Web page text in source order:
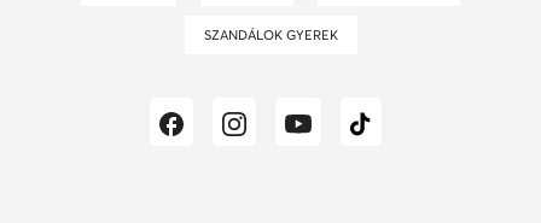
SZANDÁLOK GYEREK